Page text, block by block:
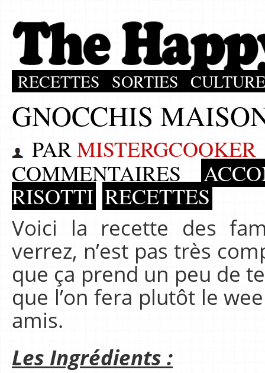
RECETTES SORTIES CULTURE
GNOCCHIS
PARMISTERGCOOKER
COMMENTAIRES
RISOTTI RECETTES
Voici la recette des
verrez, n’est pas très
que ça prend un peu de
que l’on fera plutôt le
amis.
Les Ingrédients :